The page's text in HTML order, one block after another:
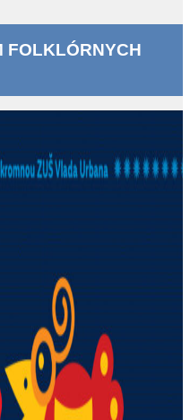
FOLKLÓRNYCH